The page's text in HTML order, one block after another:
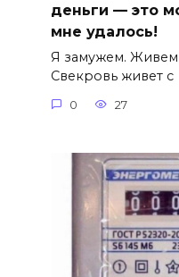
деньги — это
мне удалось!
Я замужем. Живем
Свекровь живет с
0 27